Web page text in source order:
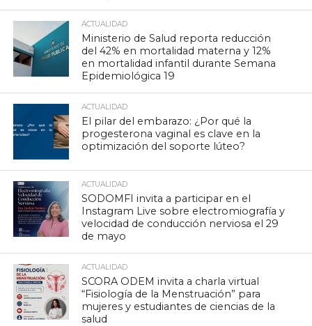
ACTUALIDAD
Ministerio de Salud reporta reducción
del 42% en mortalidad materna y 12%
en mortalidad infantil durante Semana
Epidemiológica 19
ACTUALIDAD
El pilar del embarazo: ¿Por qué la
progesterona vaginal es clave en la
optimización del soporte lúteo?
ACTUALIDAD
SODOMFI invita a participar en el
Instagram Live sobre electromiografía y
velocidad de conducción nerviosa el 29
de mayo
ACTUALIDAD
SCORA ODEM invita a charla virtual
“Fisiología de la Menstruación” para
mujeres y estudiantes de ciencias de la
salud